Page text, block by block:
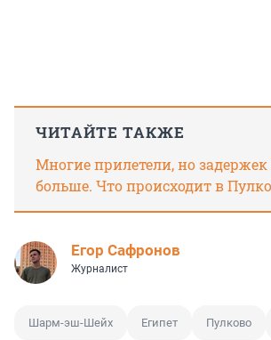
ЧИТАЙТЕ ТАКЖЕ
Многие прилетели, но
больше. Что происходит в
Егор Сафронов
Журналист
Шарм-эш-Шейх Египет Пулково